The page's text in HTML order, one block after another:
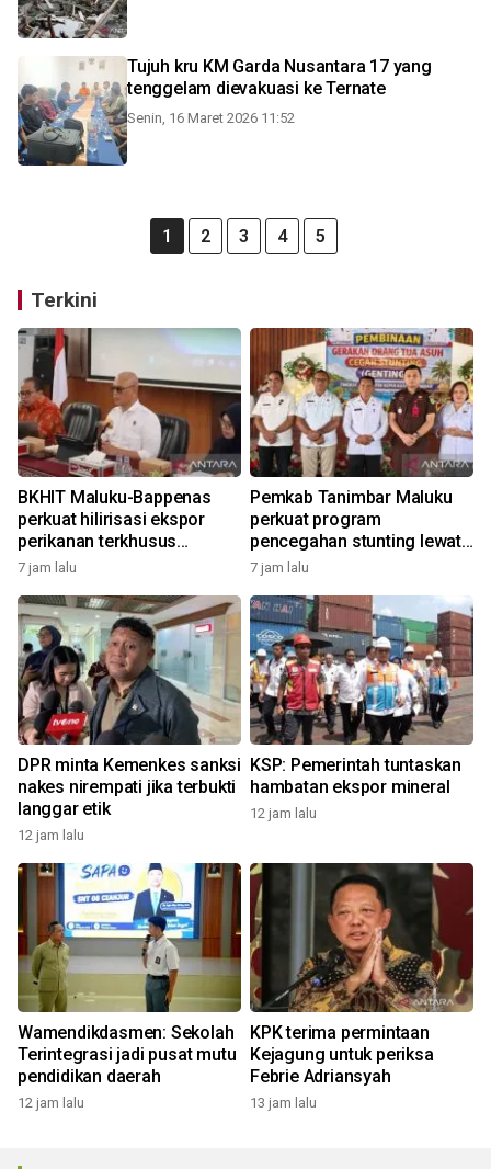
Tujuh kru KM Garda Nusantara 17 yang
tenggelam dievakuasi ke Ternate
Senin, 16 Maret 2026 11:52
1 2 3 4 5
Terkini
BKHIT Maluku-Bappenas
perkuat hilirisasi ekspor
perikanan terkhusus
komoditas TCT
7 jam lalu
Pemkab Tanimbar Maluku
perkuat program
pencegahan stunting lewat
Genting 2026
7 jam lalu
DPR minta Kemenkes sanksi
nakes nirempati jika terbukti
langgar etik
12 jam lalu
KSP: Pemerintah tuntaskan
hambatan ekspor mineral
12 jam lalu
Wamendikdasmen: Sekolah
Terintegrasi jadi pusat mutu
pendidikan daerah
12 jam lalu
KPK terima permintaan
Kejagung untuk periksa
Febrie Adriansyah
13 jam lalu